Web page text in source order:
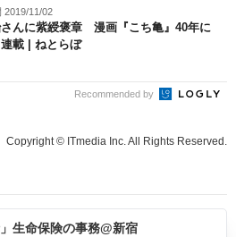
2019/11/02
んに紫綬褒章 漫画『こち亀』40年に
載 | ねとらぼ
Recommended by
Copyright © ITmedia Inc. All Rights Reserved.
生命保険の事務@新宿